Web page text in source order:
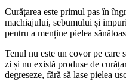
Curățarea este primul pas în
machiajului, sebumului și
pentru a menține pielea
Tenul nu este un covor pe care
zi și nu există produse de
degreseze, fără să lase pielea